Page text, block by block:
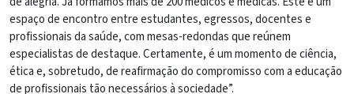
espaço de encontro entre estudantes, egressos, docentes e
profissionais da saúde, com mesas-redondas que reúnem
especialistas de destaque. Certamente, é um momento de ciência,
ética e, sobretudo, de reafirmação do compromisso com a educação
de profissionais tão necessários à sociedade”.